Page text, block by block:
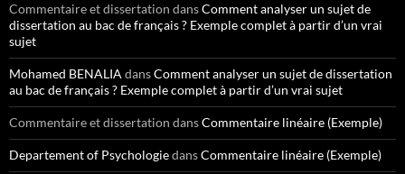
Commentaire et dissertation dansComment analyser un sujet de
dissertation au bac de français ? Exemple complet à partir d’un vrai
sujet
Mohamed BENALIA dansComment analyser un sujet de dissertation
au bac de français ? Exemple complet à partir d’un vrai sujet
Commentaire et dissertation dansCommentaire linéaire (Exemple)
Departement of PsychologiedansCommentaire linéaire (Exemple)